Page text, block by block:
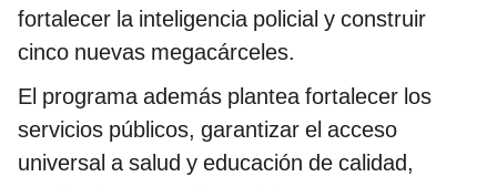
fortalecer la inteligencia policial y construir
cinco nuevas megacárceles.
El programa además plantea fortalecer los
servicios públicos, garantizar el acceso
universal a salud y educación de calidad,